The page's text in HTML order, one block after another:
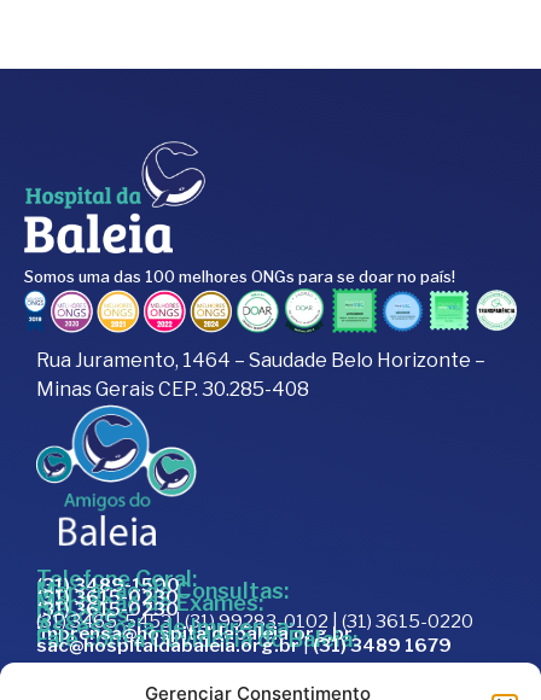
Gerenciar Consentimento
Somos uma das 100 melhores ONGs para se doar no país!
Rua Juramento, 1464 – Saudade Belo Horizonte –
Minas Gerais CEP. 30.285-408
Telefone Geral:
(31) 3489-1500
Marcação de Consultas:
(31) 3615-0230
Marcação de Exames:
(31) 3615-0230
Doações:
(31) 3465-5453 | (31) 99283-0102 | (31) 3615-0220
Assessoria de Imprensa:
imprensa@hospitaldabaleia.org.br
Fale com a Ouvidoria do Baleia:
sac@hospitaldabaleia.org.br|(31) 3489 1679